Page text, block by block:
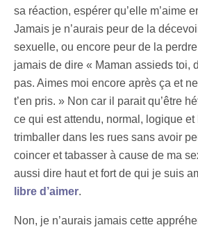
sa réaction, espérer qu’elle m’aime
Jamais je n’aurais peur de la
sexuelle, ou encore peur de la
jamais de dire « Maman assieds toi,
pas. Aimes moi encore après ça et
t’en pris. » Non car il parait qu’être
ce qui est attendu, normal, logique
trimballer dans les rues sans avoir
coincer et tabasser à cause de ma
aussi dire haut et fort de qui je suis
libre d’aimer.
Non, je n’aurais jamais cette